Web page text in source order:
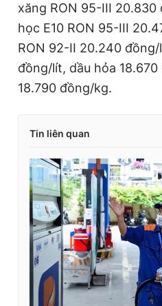
xăng RON 95-III
học E10 RON 95-III
RON 92-II 20.240
đồng/lít, dầu hỏa
18.790 đồng/kg.
Tin liên quan